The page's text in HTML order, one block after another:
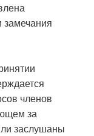
замечания
членов
за
заслушаны